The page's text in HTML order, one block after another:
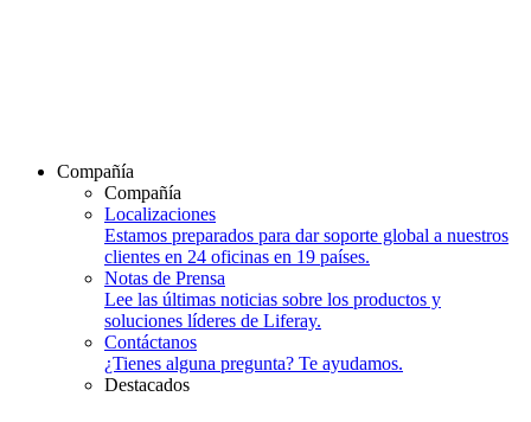
Compañía
Compañía
Localizaciones
Estamos preparados para dar soporte global a nuestros
clientes en 24 oficinas en 19 países.
Notas de Prensa
Lee las últimas noticias sobre los productos y
soluciones líderes de Liferay.
Contáctanos
¿Tienes alguna pregunta? Te ayudamos.
Destacados